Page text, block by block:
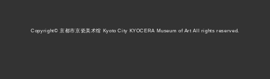
Copyright© 京都市京瓷美术馆 Kyoto City KYOCERA Museum of Art All rights reserved.